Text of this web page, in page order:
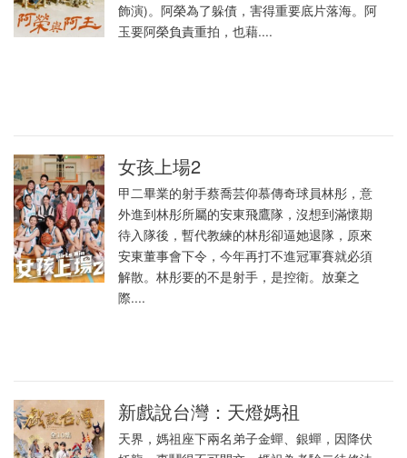
飾演)。阿榮為了躲債，害得重要底片落海。阿
玉要阿榮負責重拍，也藉....
女孩上場2
甲二畢業的射手蔡喬芸仰慕傳奇球員林彤，意
外進到林彤所屬的安東飛鷹隊，沒想到滿懷期
待入隊後，暫代教練的林彤卻逼她退隊，原來
安東董事會下令，今年再打不進冠軍賽就必須
解散。林彤要的不是射手，是控衛。放棄之
際....
新戲說台灣：天燈媽祖
天界，媽祖座下兩名弟子金蟬、銀蟬，因降伏